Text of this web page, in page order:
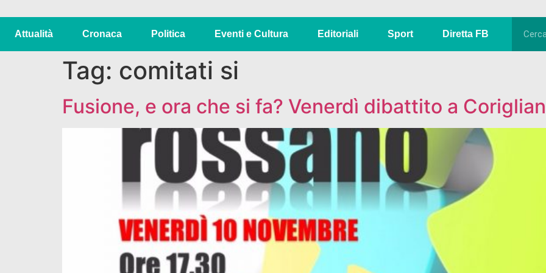
Attualità Cronaca Politica Eventi e Cultura Editoriali Sport Diretta FB
Tag: comitati si
Fusione, e ora che si fa? Venerdì dibattito a